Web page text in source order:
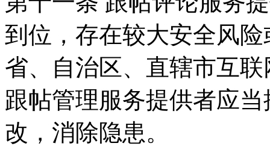
到位，存在较大安全风
省、自治区、直辖市互
跟帖管理服务提供者应
改，消除隐患。